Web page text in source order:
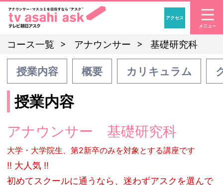
「アナウンサー・マ
アクセス
コース一覧 アナウンサー 基礎研究科
授業内容 概要 カリキュラム
授業内容
アナウンサー 基礎研究科
大学・大学院生、第2新卒のみを対象とする講座です
!! 大人気 !!
初めてスクールに通うなら、迷わずアスクを選んで